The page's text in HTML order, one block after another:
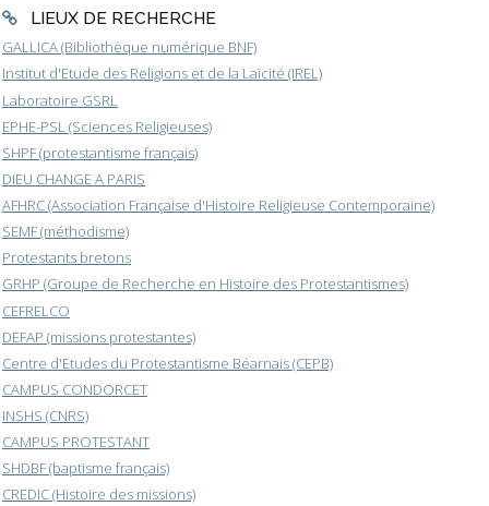
LIEUX DE RECHERCHE
GALLICA (Bibliothèque numérique BNF)
Institut d'Etude des Religions et de la Laïcité (IREL)
Laboratoire GSRL
EPHE-PSL (Sciences Religieuses)
SHPF (protestantisme français)
DIEU CHANGE A PARIS
AFHRC (Association Française d'Histoire Religieuse Contemporaine)
SEMF (méthodisme)
Protestants bretons
GRHP (Groupe de Recherche en Histoire des Protestantismes)
CEFRELCO
DEFAP (missions protestantes)
Centre d'Etudes du Protestantisme Béarnais (CEPB)
CAMPUS CONDORCET
INSHS (CNRS)
CAMPUS PROTESTANT
SHDBF (baptisme français)
CREDIC (Histoire des missions)